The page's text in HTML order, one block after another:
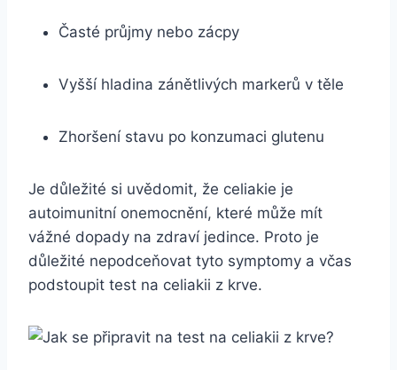
Časté průjmy⁤ nebo zácpy
Vyšší hladina zánětlivých ⁣markerů v těle
Zhoršení stavu po konzumaci ‍glutenu
Je důležité⁤ si uvědomit,​ že celiakie⁣ je
autoimunitní onemocnění,⁤ které může mít
vážné​ dopady na zdraví jedince. Proto je
‍důležité nepodceňovat tyto‍ symptomy ‍a včas
podstoupit test na celiakii z krve.